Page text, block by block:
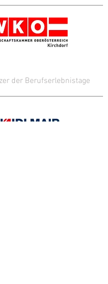
der Berufserlebnistage